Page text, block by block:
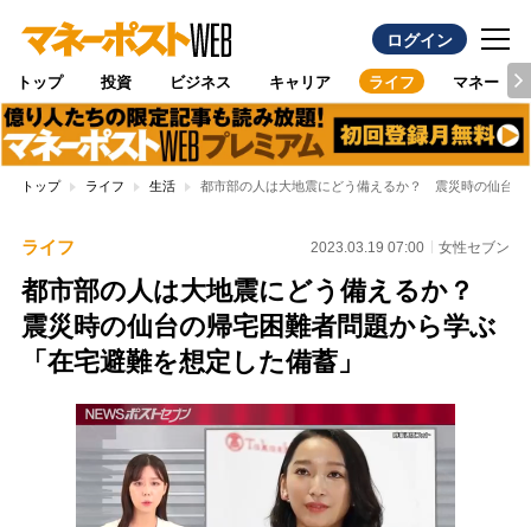
ログイン
トップ 投資 ビジネス キャリア ライフ マネー
トップ ライフ 生活 都市部の人は大地震にどう備えるか？ 震災時の仙台
ライフ 2023.03.19 07:00 女性セブン
都市部の人は大地震にどう備えるか？
震災時の仙台の帰宅困難者問題から学ぶ
「在宅避難を想定した備蓄」